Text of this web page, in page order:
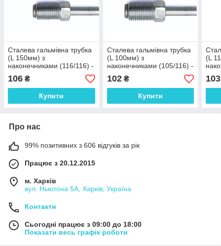
Сталева гальмівна трубка
(L 150мм) з
наконечниками (116/116) -
WP135Zn
106 ₴
Купити
Сталева гальмівна трубка
(L 100мм) з
наконечниками (105/116) -
WP1920Zn
102₴
Купити
(L
103
Про нас
99% позитивних з 606 відгуків за рік
Працює з 20.12.2015
м. Харків
вул. Ньютона 5А, Харків, Україна
Контакти
Сьогодні працює з 09:00 до 18:00
Показати весь графік роботи